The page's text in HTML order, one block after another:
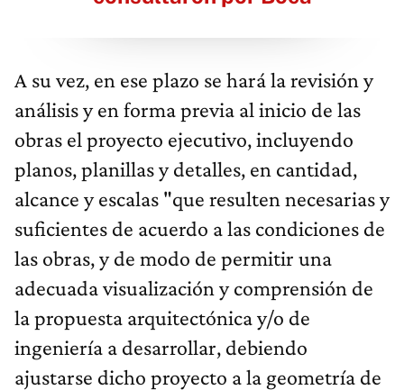
A su vez, en ese plazo se hará la revisión y
análisis y en forma previa al inicio de las
obras el proyecto ejecutivo, incluyendo
planos, planillas y detalles, en cantidad,
alcance y escalas "que resulten necesarias y
suficientes de acuerdo a las condiciones de
las obras, y de modo de permitir una
adecuada visualización y comprensión de
la propuesta arquitectónica y/o de
ingeniería a desarrollar, debiendo
ajustarse dicho proyecto a la geometría de